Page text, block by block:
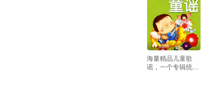
1888
海量精品儿童歌
谣，一个专辑统统